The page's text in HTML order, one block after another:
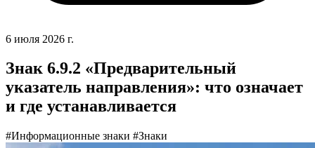
6 июля 2026 г.
Знак 6.9.2 «Предварительный
указатель направления»: что означает
и где устанавливается
#Информационные знаки #Знаки